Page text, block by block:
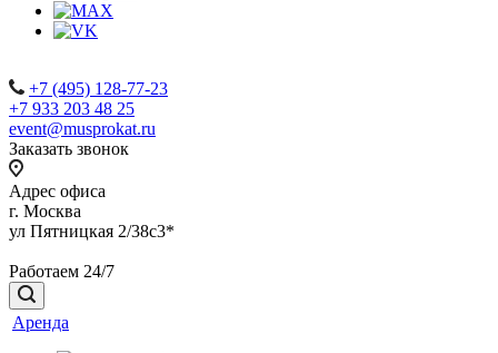
+7 (495) 128-77-23
+7 933 203 48 25
event@musprokat.ru
Заказать звонок
Адрес офиса
г. Москва
ул Пятницкая 2/38с3*
Работаем 24/7
Аренда